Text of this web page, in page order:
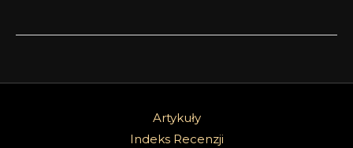
Artykuły
Indeks Recenzji